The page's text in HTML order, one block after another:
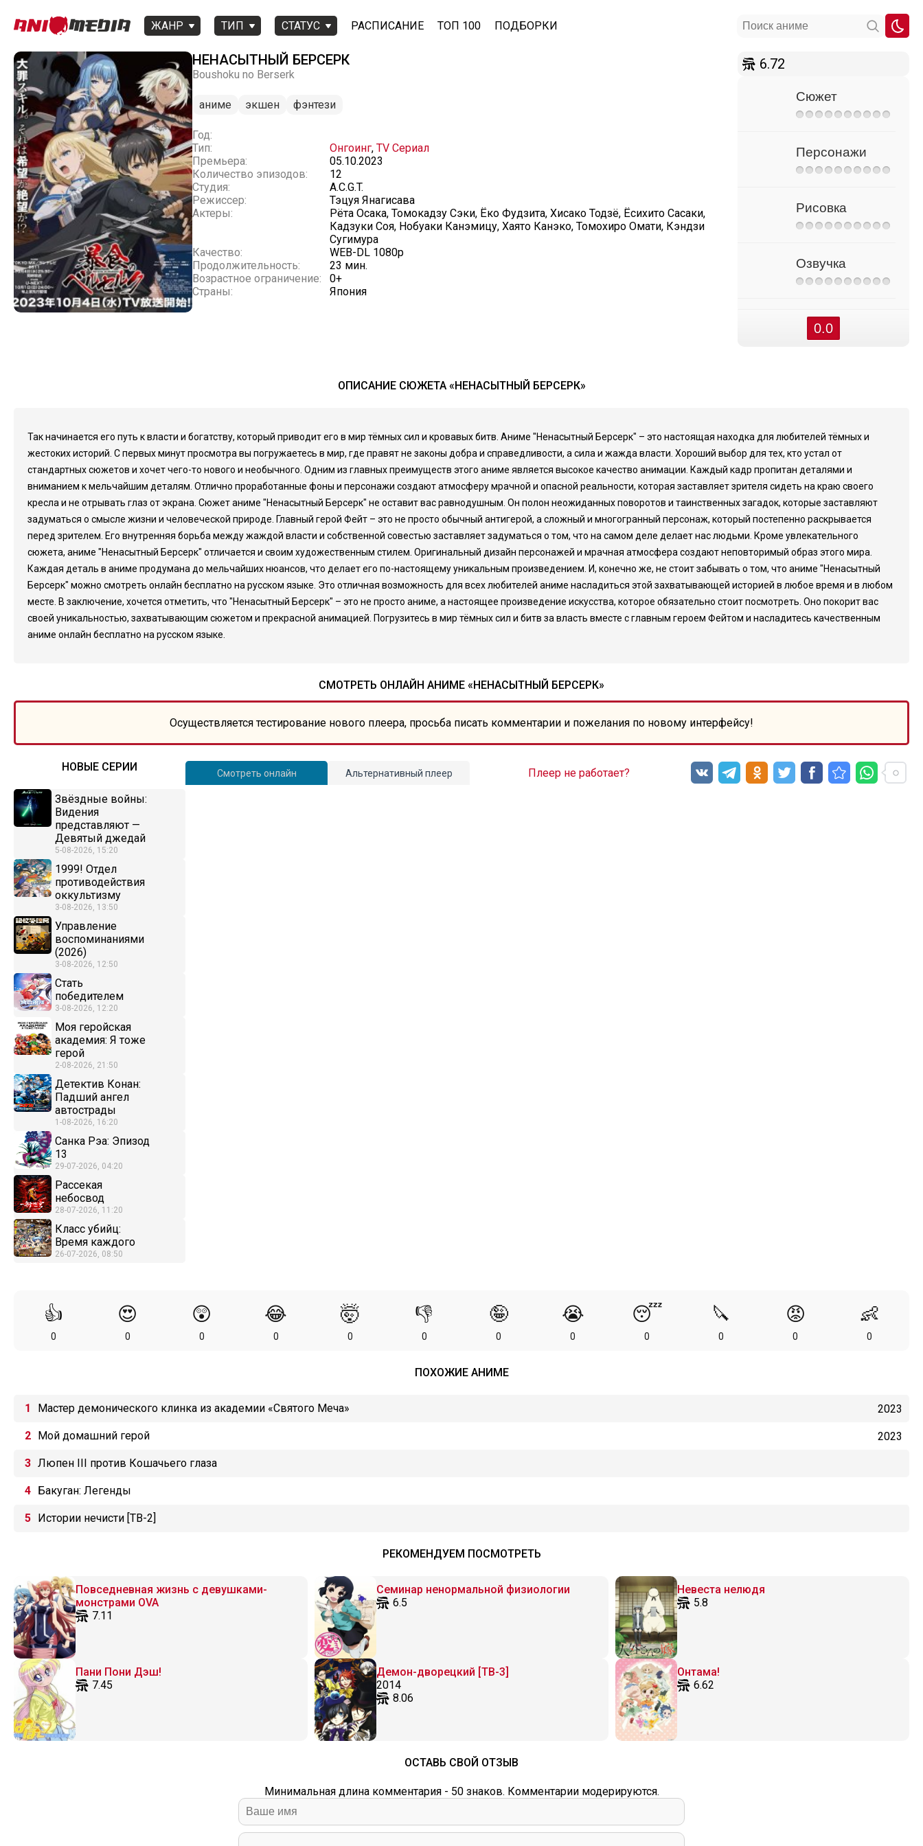
ЖАНР ТИП СТАТУС РАСПИСАНИЕ ТОП 100 ПОДБОРКИ
НЕНАСЫТНЫЙ БЕРСЕРК
Boushoku no Berserk
аниме экшен фэнтези
Год:
Тип:
Онгоинг, TV Сериал
Премьера:
05.10.2023
Количество эпизодов:
12
Студия:
A.C.G.T.
Режиссер:
Тэцуя Янагисава
Актеры:
Рёта Осака, Томокадзу Сэки, Ёко Фудзита, Хисако Тодзё, Ёсихито Сасаки,
Кадзуки Соя, Нобуаки Канэмицу, Хаято Канэко, Томохиро Омати, Кэндзи
Сугимура
Качество:
WEB-DL 1080p
Продолжительность:
23 мин.
Возрастное ограничение:
0+
Страны:
Япония
6.72
Сюжет
Персонажи
Рисовка
Озвучка
0.0
ОПИСАНИЕ СЮЖЕТА «НЕНАСЫТНЫЙ БЕРСЕРК»
Так начинается его путь к власти и богатству, который приводит его в мир тёмных сил и кровавых битв. Аниме "Ненасытный Берсерк" – это настоящая находка для любителей тёмных и
жестоких историй. С первых минут просмотра вы погружаетесь в мир, где правят не законы добра и справедливости, а сила и жажда власти. Хороший выбор для тех, кто устал от
стандартных сюжетов и хочет чего-то нового и необычного. Одним из главных преимуществ этого аниме является высокое качество анимации. Каждый кадр пропитан деталями и
вниманием к мельчайшим деталям. Отлично проработанные фоны и персонажи создают атмосферу мрачной и опасной реальности, которая заставляет зрителя сидеть на краю своего
кресла и не отрывать глаз от экрана. Сюжет аниме "Ненасытный Берсерк" не оставит вас равнодушным. Он полон неожиданных поворотов и таинственных загадок, которые заставляют
задуматься о смысле жизни и человеческой природе. Главный герой Фейт – это не просто обычный антигерой, а сложный и многогранный персонаж, который постепенно раскрывается
перед зрителем. Его внутренняя борьба между жаждой власти и собственной совестью заставляет задуматься о том, что на самом деле делает нас людьми. Кроме увлекательного
сюжета, аниме "Ненасытный Берсерк" отличается и своим художественным стилем. Оригинальный дизайн персонажей и мрачная атмосфера создают неповторимый образ этого мира.
Каждая деталь в аниме продумана до мельчайших нюансов, что делает его по-настоящему уникальным произведением. И, конечно же, не стоит забывать о том, что аниме "Ненасытный
Берсерк" можно смотреть онлайн бесплатно на русском языке. Это отличная возможность для всех любителей аниме насладиться этой захватывающей историей в любое время и в любом
месте. В заключение, хочется отметить, что "Ненасытный Берсерк" – это не просто аниме, а настоящее произведение искусства, которое обязательно стоит посмотреть. Оно покорит вас
своей уникальностью, захватывающим сюжетом и прекрасной анимацией. Погрузитесь в мир тёмных сил и битв за власть вместе с главным героем Фейтом и насладитесь качественным
аниме онлайн бесплатно на русском языке.
СМОТРЕТЬ ОНЛАЙН АНИМЕ «НЕНАСЫТНЫЙ БЕРСЕРК»
Осуществляется тестирование нового плеера, просьба писать комментарии и пожелания по новому интерфейсу!
НОВЫЕ СЕРИИ
Звёздные войны:
Видения
представляют —
Девятый джедай
5-08-2026, 15:20
1999! Отдел
противодействия
оккультизму
3-08-2026, 13:50
Управление
воспоминаниями
(2026)
3-08-2026, 12:50
Стать
победителем
3-08-2026, 12:20
Моя геройская
академия: Я тоже
герой
2-08-2026, 21:50
Детектив Конан:
Падший ангел
автострады
1-08-2026, 16:20
Санка Рэа: Эпизод
13
29-07-2026, 04:20
Рассекая
небосвод
28-07-2026, 11:20
Класс убийц:
Время каждого
26-07-2026, 08:50
Смотреть онлайн Альтернативный плеер Плеер не работает?
👍
0
😍
0
😲
0
😂
0
🤯
0
👎
0
🤪
0
😭
0
😴
0
🔪
0
😡
0
👶
0
ПОХОЖИЕ АНИМЕ
Мастер демонического клинка из академии «Святого Меча» 2023
Мой домашний герой 2023
Люпен III против Кошачьего глаза
Бакуган: Легенды
Истории нечисти [ТВ-2]
РЕКОМЕНДУЕМ ПОСМОТРЕТЬ
Повседневная жизнь с девушками-
монстрами OVA
7.11
Семинар ненормальной физиологии
6.5
Невеста нелюдя
5.8
Пани Пони Дэш!
7.45
Демон-дворецкий [ТВ-3]
2014
8.06
Онтама!
6.62
ОСТАВЬ СВОЙ ОТЗЫВ
Минимальная длина комментария - 50 знаков. Комментарии модерируются.